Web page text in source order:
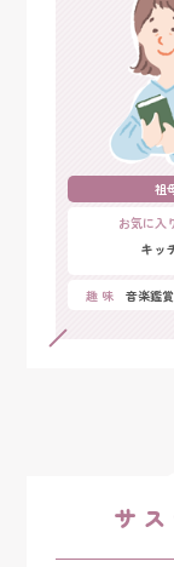
祖
お気に入
キッ
趣 味 音楽鑑賞
サ